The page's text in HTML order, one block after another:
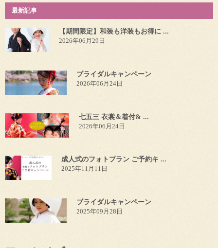
最新記事
【期間限定】和装も洋装もお得に ...
2026年06月29日
ブライダルキャンペーン
2026年06月24日
七五三 衣裳＆着付& ...
2026年06月24日
成人式のフォトプラン ご予約キ ...
2025年11月11日
ブライダルキャンペーン
2025年09月28日